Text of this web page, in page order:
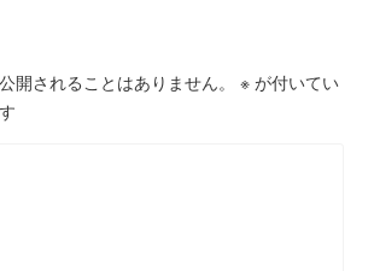
開されることはありません。 ※ が付いてい